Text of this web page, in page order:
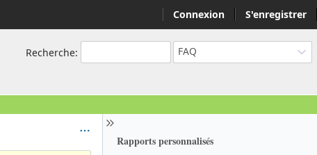
Connexion S'enregistrer
Recherche: FAQ
Rapports personnalisés